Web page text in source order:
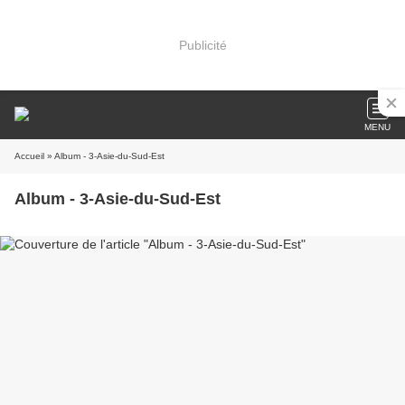
Publicité
MENU
Accueil » Album - 3-Asie-du-Sud-Est
Album - 3-Asie-du-Sud-Est